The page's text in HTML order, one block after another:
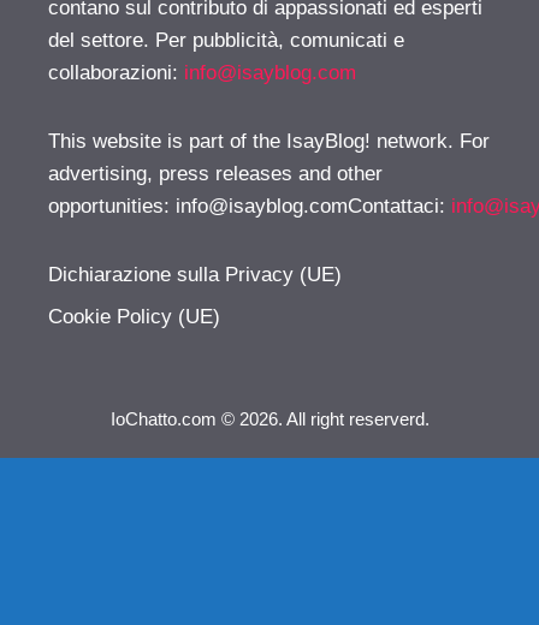
contano sul contributo di appassionati ed esperti
del settore. Per pubblicità, comunicati e
collaborazioni: info@isayblog.com
This website is part of the IsayBlog! network. For
advertising, press releases and other
opportunities: info@isayblog.comContattaci:
Dichiarazione sulla Privacy (UE)
Cookie Policy (UE)
IoChatto.com © 2026. All right reserverd.